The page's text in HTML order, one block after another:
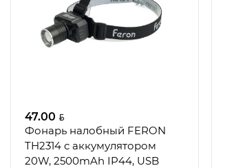
47.00
Фонарь налобный FERON
TH2314 c аккумулятором
20W, 2500mAh IP44, USB